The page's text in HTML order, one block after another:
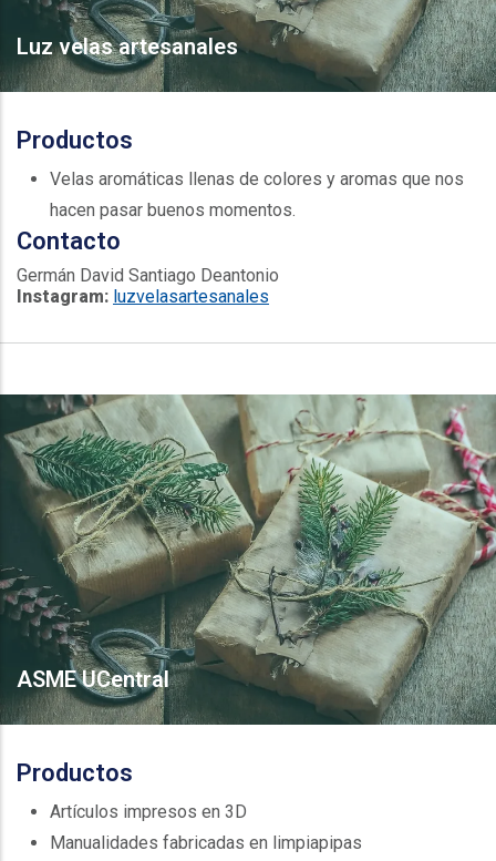
Luz velas artesanales
Productos
Velas aromáticas llenas de colores y aromas que nos
hacen pasar buenos momentos.
Contacto
Germán David Santiago Deantonio
Instagram: luzvelasartesanales
ASME UCentral
Productos
Artículos impresos en 3D
Manualidades fabricadas en limpiapipas